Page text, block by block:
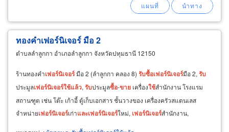
ทองคำเฟอร์นิเจอร์ มือ 2
ตำบลลำลูกกา อำเภอลำลูกกา จังหวัดปทุมธานี 12150
ร้านทองคำเฟอร์นิเจอร์มือ 2 (ลำลูกกา คลอง 8) รับซื้อเฟอร์นิเจอร์มือ 2, รับ
ประมูลเฟอร์นิเจอร์ใช้แล้ว, รับประมูลซื้อ-ขาย เครื่องใช้สำนักงาน โรงแรม
สถานฑูต เช่น โต๊ะ เก้าอี้ ตู้เก็บเอกสาร ชั้นวางของ เครื่องครัวสแตนเลส
จำหน่ายเฟอร์นิเจอร์เก่าและเฟอร์นิเจอร์ใหม่, เฟอร์นิเจอร์สำนักงาน,